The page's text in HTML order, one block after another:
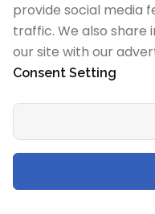
न्यूटन को औंस-बल में
न्यूटन को किलोपाउंड-
रूपांतरण
डेसीन्यूटन को
डेसीन्यूटन को पेटान्यूटन
डेसीन्यूटन को टेरान्यूटन
डेसीन्यूटन को गीगान्यूटन
provide social media
traffic. We also share
our site with our
Consent Setting